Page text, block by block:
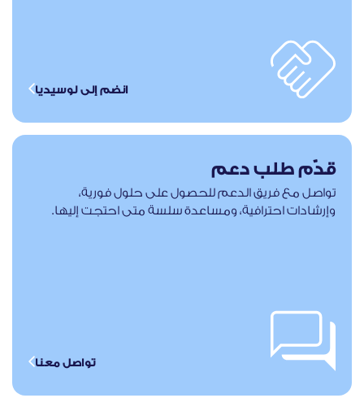
انضم إلى لوسيديا
قدّم طلب دعم
تواصل مع فريق الدعم للحصول على حلول فورية،
وإرشادات احترافية، ومساعدة سلسة متى احتجت إليها.
تواصل معنا